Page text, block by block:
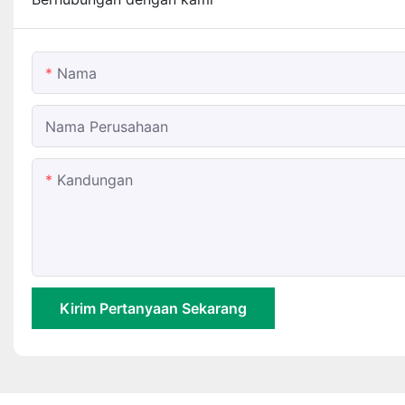
Nama
Nama Perusahaan
Kandungan
Kirim Pertanyaan Sekarang